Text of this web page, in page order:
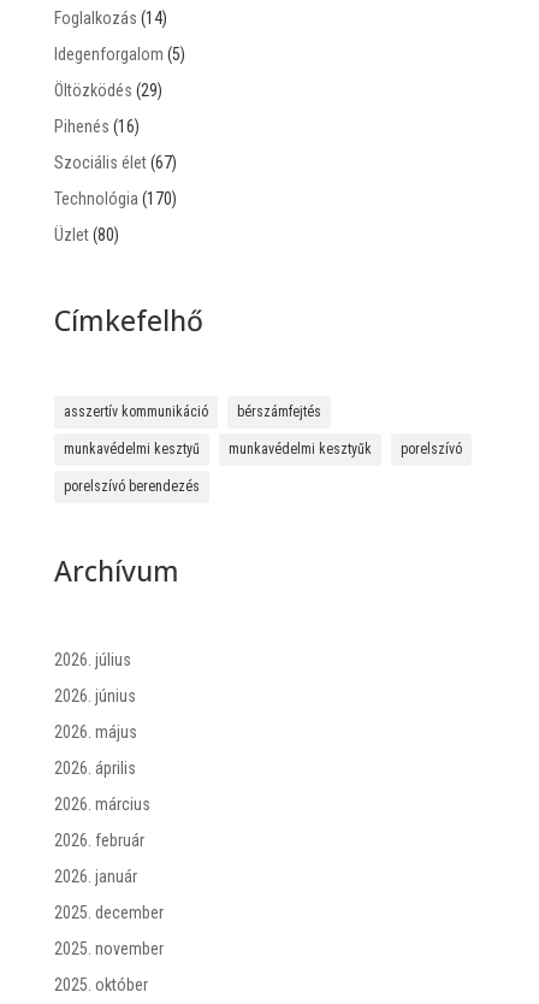
Foglalkozás (14)
Idegenforgalom (5)
Öltözködés (29)
Pihenés (16)
Szociális élet(67)
Technológia (170)
Üzlet(80)
Címkefelhő
asszertív kommunikáció bérszámfejtés
munkavédelmi kesztyű munkavédelmi kesztyűk porelszívó
porelszívó berendezés
Archívum
2026. július
2026. június
2026. május
2026. április
2026. március
2026. február
2026. január
2025. december
2025. november
2025. október